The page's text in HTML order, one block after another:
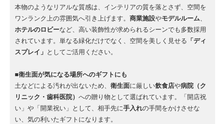
本物のようなリアルな質感は、インテリアの質を落とさず、空間を
ワンランク上の雰囲気へ引き上げます。 商業施設やモデルルーム
ホテルのロビーなど、高い装飾性が求められるシーンでも多数採用
されています。単なる緑化だけでなく、空間を美しく見せる 「ディ
スプレイ」 としてご活用ください。
■衛生面が気になる場所へのギフトにも
土などによる汚れが出ないため、 衛生面に厳しい飲食店や病院（ク
リニック・歯科医院） への贈り物として選ばれています。「開店祝
い」や「開業祝い」として、相手先に手入れの手間をかけさせな
い、気の利いたギフトになります。